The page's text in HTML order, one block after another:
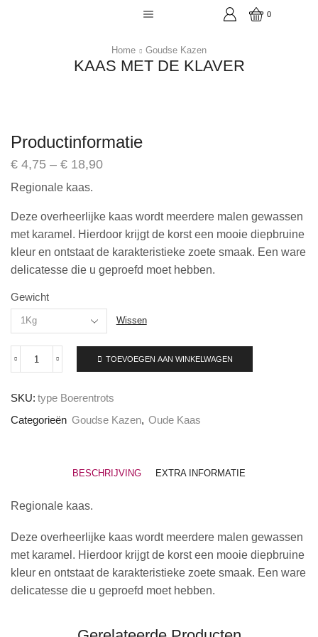
0
Home Goudse Kazen
KAAS MET DE KLAVER
Productinformatie
€ 4,75 – € 18,90
Regionale kaas.
Deze overheerlijke kaas wordt meerdere malen gewassen
met karamel. Hierdoor krijgt de korst een mooie diepbruine
kleur en ontstaat de karakteristieke zoete smaak. Een ware
delicatesse die u geproefd moet hebben.
Gewicht
Wissen
Kaas
Klaver
aantal
TOEVOEGEN AAN WINKELWAGEN
SKU: type Boerentrots
Categorieën Goudse Kazen, Oude Kaas
BESCHRIJVING EXTRA INFORMATIE
Regionale kaas.
Deze overheerlijke kaas wordt meerdere malen gewassen
met karamel. Hierdoor krijgt de korst een mooie diepbruine
kleur en ontstaat de karakteristieke zoete smaak. Een ware
delicatesse die u geproefd moet hebben.